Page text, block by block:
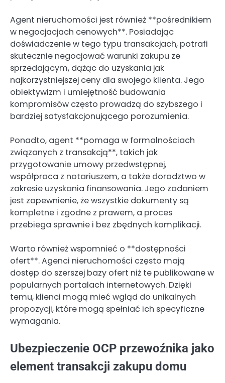
Agent nieruchomości jest również **pośrednikiem
w negocjacjach cenowych**. Posiadając
doświadczenie w tego typu transakcjach, potrafi
skutecznie negocjować warunki zakupu ze
sprzedającym, dążąc do uzyskania jak
najkorzystniejszej ceny dla swojego klienta. Jego
obiektywizm i umiejętność budowania
kompromisów często prowadzą do szybszego i
bardziej satysfakcjonującego porozumienia.
Ponadto, agent **pomaga w formalnościach
związanych z transakcją**, takich jak
przygotowanie umowy przedwstępnej,
współpraca z notariuszem, a także doradztwo w
zakresie uzyskania finansowania. Jego zadaniem
jest zapewnienie, że wszystkie dokumenty są
kompletne i zgodne z prawem, a proces
przebiega sprawnie i bez zbędnych komplikacji.
Warto również wspomnieć o **dostępności
ofert**. Agenci nieruchomości często mają
dostęp do szerszej bazy ofert niż te publikowane w
popularnych portalach internetowych. Dzięki
temu, klienci mogą mieć wgląd do unikalnych
propozycji, które mogą spełniać ich specyficzne
wymagania.
Ubezpieczenie OCP przewoźnika jako
element transakcji zakupu domu